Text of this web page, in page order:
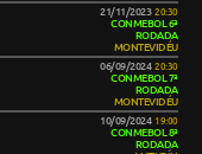
21/11/2023 20:30
CONMEBOL 6ª
RODADA
MONTEVIDÉU
06/09/2024 20:30
CONMEBOL 7ª
RODADA
MONTEVIDÉU
10/09/2024 19:00
CONMEBOL 8ª
RODADA